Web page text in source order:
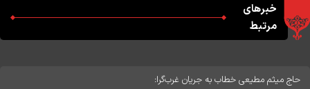
خبرهای
مرتبط
حاج میثم مطیعی خطاب به جریان غرب‌گرا: